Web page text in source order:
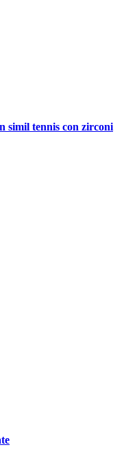
simil tennis con zirconi